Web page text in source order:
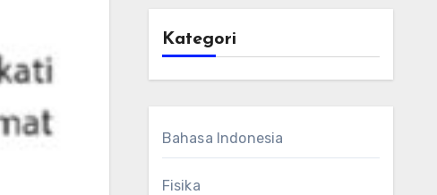
Kategori
Bahasa Indonesia
Fisika